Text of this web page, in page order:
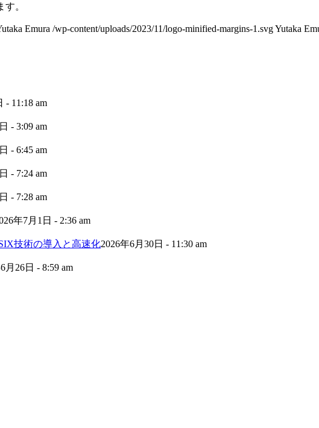
。
Emura /wp-content/uploads/2023/11/logo-minified-margins-1.svgYutaka
- 11:18 am
- 3:09 am
- 6:45 am
- 7:24 am
- 7:28 am
年7月1日 - 2:36 am
技術の導入と高速化2026年6月30日 - 11:30 am
月26日 - 8:59 am